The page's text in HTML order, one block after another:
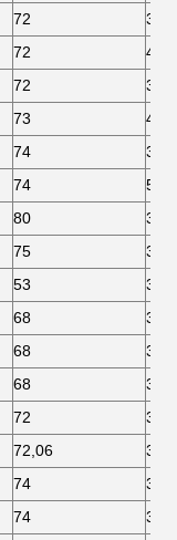
72
33
72
40
72
33
73
40
74
33
74
50
80
33
75
37
53
37
68
37
68
37
68
37
72
37
72,06
37
74
34
74
39